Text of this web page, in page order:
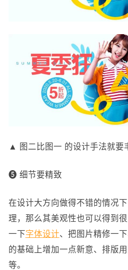
▲ 图二比图一 的设计手法就要
❺ 细节要精致
在设计大方向做得不错的情况
理，那么其美观性也可以得到
一下字体设计、把图片精修一
的基础上增加一点新意、排版
等。